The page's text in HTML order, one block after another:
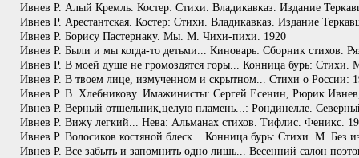
Ивнев Р. Алый Кремль. Костер: Стихи. Владикавказ. Издание
Ивнев Р. Арестантская. Костер: Стихи. Владикавказ. Издание
Ивнев Р. Борису Пастернаку. Мы. М. Чихи-пихи. 1920
Ивнев Р. Были и мы когда-то детьми... Киноварь: Сборник стихов.
Ивнев Р. В моей душе не громоздятся горы... Конница бурь: Стихи.
Ивнев Р. В твоем лице, измученном и скрытном... Стихи о России:
Ивнев Р. В. Хлебникову. Имажинисты: Сергей Есенин, Рюрик
Ивнев Р. Верный отшельник,целую пламень...: Рондинелле.
Ивнев Р. Вижу легкий... Нева: Альманах стихов. Тифлис. Феникс.
Ивнев Р. Волосиков костяной блеск... Конница бурь: Стихи. М. Без
Ивнев Р. Все забыть и запомнить одно лишь... Весенний салон